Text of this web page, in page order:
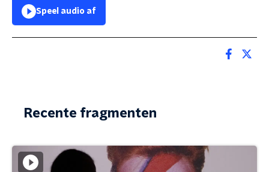
Speel audio af
Recente fragmenten